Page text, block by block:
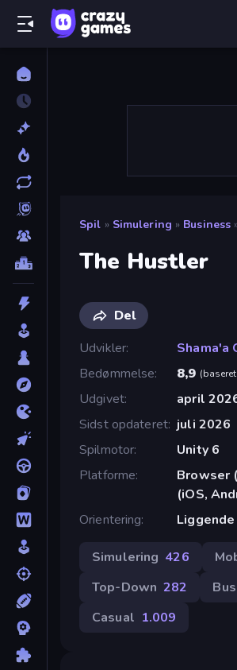
Spil » Simulering » Business
The Hustler
Del
Udvikler
Shama'a
Bedømmelse
8,9 (
Udgivet
april
Sidst opdateret juli 2026
Spilmotor
Unity 6
Platforme
Browser
(iOS,
Orientering
Simulering 426
Top-Down 282
Casual 1.009